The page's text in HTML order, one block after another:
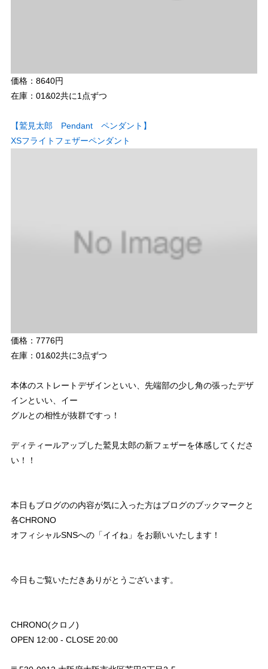
価格：8640円
在庫：01&02共に1点ずつ
【鷲見太郎 Pendant ペンダント】
XSフライトフェザーペンダント
価格：7776円
在庫：01&02共に3点ずつ
本体のストレートデザインといい、先端部の少し角の張ったデザ
インといい、イー
グルとの相性が抜群ですっ！
ディティールアップした鷲見太郎の新フェザーを体感してくださ
い！！
本日もブログのの内容が気に入った方はブログのブックマークと
各CHRONO
オフィシャルSNSへの「イイね」をお願いいたします！
今日もご覧いただきありがとうございます。
CHRONO(クロノ)
OPEN 12:00 - CLOSE 20:00